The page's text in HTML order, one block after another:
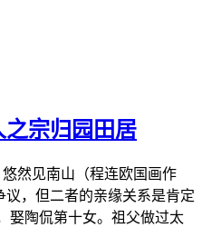
之宗归园田居
然见南山（程连欧国画作
，但二者的亲缘关系是肯定
娶陶侃第十女。祖父做过太